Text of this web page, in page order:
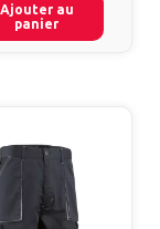
Ajouter au
panier